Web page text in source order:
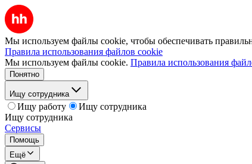
Мы используем файлы cookie, чтобы обеспечивать
Правила использования файлов cookie
Мы используем файлы cookie. Правила использования
Понятно
Ищу сотрудника
Ищу работу
Ищу сотрудника
Ищу сотрудника
Сервисы
Помощь
Ещё